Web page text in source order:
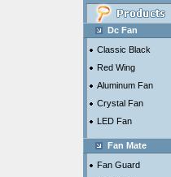
Dc Fan
Classic Black
Red Wing
Aluminum Fan
Crystal Fan
LED Fan
Fan Mate
Fan Guard